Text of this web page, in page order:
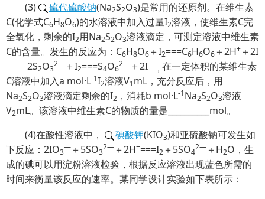
(3)
硫代硫酸钠(Na2S2O3)是常用的还原剂。在维生素
C(化学式C6H8O6)的水溶液中加入过量I2溶液，使维生素C完
全氧化，剩余的I2用Na2S2O3溶液滴定，可测定溶液中维生素
C的含量。发生的反应为：C6H8O6 ＋I2===C6H6O6 ＋2H+ ＋2I
— 2S2O3
2— ＋I2===S4O6
2— ＋2I—
， 在一定体积的某维生素
C溶液中加入a mol·L-1I2溶液V1mL，充分反应后，用
Na2S2O3溶液滴定剩余的I2 ，消耗b mol·L-1Na2S2O3溶液
V2mL。该溶液中维生素C的物质的量是__________mol。
(4)在酸性溶液中，
碘酸钾(KIO3)和亚硫酸钠可发生如
下反应：2IO3
— ＋5SO3
2— ＋2H+===I2 ＋5SO4
2— ＋H2O，生
成的碘可以用淀粉溶液检验，根据反应溶液出现蓝色所需的
时间来衡量该反应的速率。某同学设计实验如下表所示：